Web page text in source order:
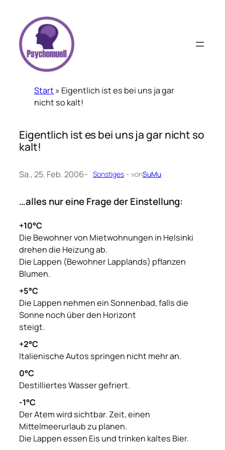
springen
Start » Eigentlich ist es bei uns ja gar
nicht so kalt!
Eigentlich ist es bei uns ja gar nicht so
kalt!
Sa., 25. Feb. 2006– Sonstiges – vonSuMu
…alles nur eine Frage der Einstellung:
+10°C
Die Bewohner von Mietwohnungen in Helsinki
drehen die Heizung ab.
Die Lappen (Bewohner Lapplands) pflanzen
Blumen.
+5°C
Die Lappen nehmen ein Sonnenbad, falls die
Sonne noch über den Horizont
steigt.
+2°C
Italienische Autos springen nicht mehr an.
0°C
Destilliertes Wasser gefriert.
-1°C
Der Atem wird sichtbar. Zeit, einen
Mittelmeerurlaub zu planen.
Die Lappen essen Eis und trinken kaltes Bier.